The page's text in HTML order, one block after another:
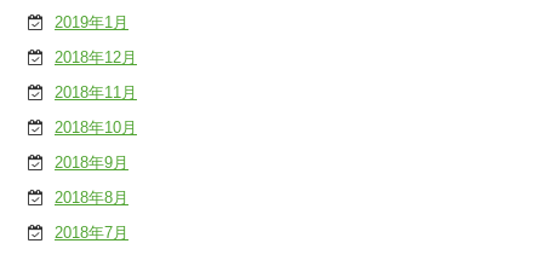
2019年1月
2018年12月
2018年11月
2018年10月
2018年9月
2018年8月
2018年7月